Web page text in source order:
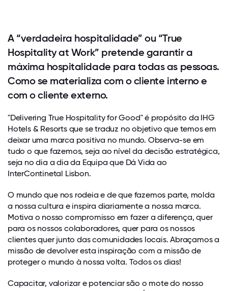
A “verdadeira hospitalidade” ou “True
Hospitality at Work” pretende garantir a
máxima hospitalidade para todas as pessoas.
Como se materializa com o cliente interno e
com o cliente externo.
"Delivering True Hospitality for Good" é propósito da IHG
Hotels & Resorts que se traduz no objetivo que temos em
deixar uma marca positiva no mundo. Observa-se em
tudo o que fazemos, seja ao nível da decisão estratégica,
seja no dia a dia da Equipa que Dá Vida ao
InterContinetal Lisbon.
O mundo que nos rodeia e de que fazemos parte, molda
a nossa cultura e inspira diariamente a nossa marca.
Motiva o nosso compromisso em fazer a diferença, quer
para os nossos colaboradores, quer para os nossos
clientes quer junto das comunidades locais. Abraçamos a
missão de devolver esta inspiração com a missão de
proteger o mundo à nossa volta. Todos os dias!
Capacitar, valorizar e potenciar são o mote do nosso